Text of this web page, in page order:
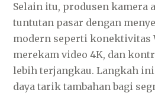
Selain itu, produsen kamera
tuntutan pasar dengan
modern seperti konektivitas
merekam video 4K, dan
lebih terjangkau. Langkah
daya tarik tambahan bagi